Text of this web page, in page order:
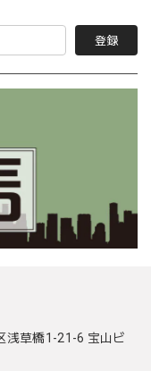
登録
浅草橋1-21-6 宝山ビ